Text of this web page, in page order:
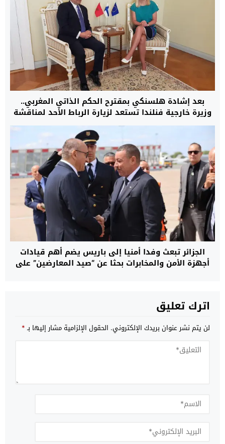
بعد إشادة هلسنكي بمقترح الحكم الذاتي المغربي..
وزيرة خارجية فنلندا تستعد لزيارة الرباط الأحد لمناقشة
قضية الصحراء وتعزيز العلاقات التجارية
الجزائر تبعث وفدا أمنيا إلى باريس يضم أهم قيادات
أجهزة الأمن والمخابرات بحثا عن “صيد المعارضين” على
اترك تعليق
لن يتم نشر عنوان بريدك الإلكتروني. الحقول الإلزامية مشار إليها بـ*